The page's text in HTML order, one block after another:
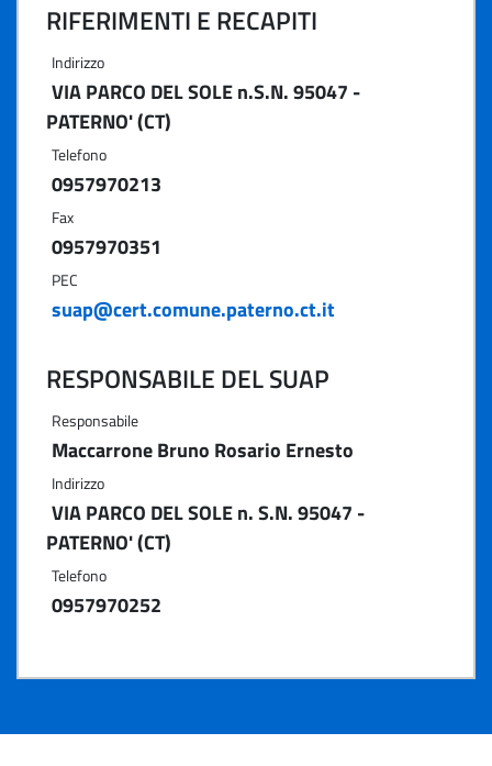
RIFERIMENTI E RECAPITI
Indirizzo
VIA PARCO DEL SOLE n.S.N. 95047 -
PATERNO' (CT)
Telefono
0957970213
Fax
0957970351
PEC
suap@cert.comune.paterno.ct.it
RESPONSABILE DEL SUAP
Responsabile
Maccarrone Bruno Rosario Ernesto
Indirizzo
VIA PARCO DEL SOLE n. S.N. 95047 -
PATERNO' (CT)
Telefono
0957970252